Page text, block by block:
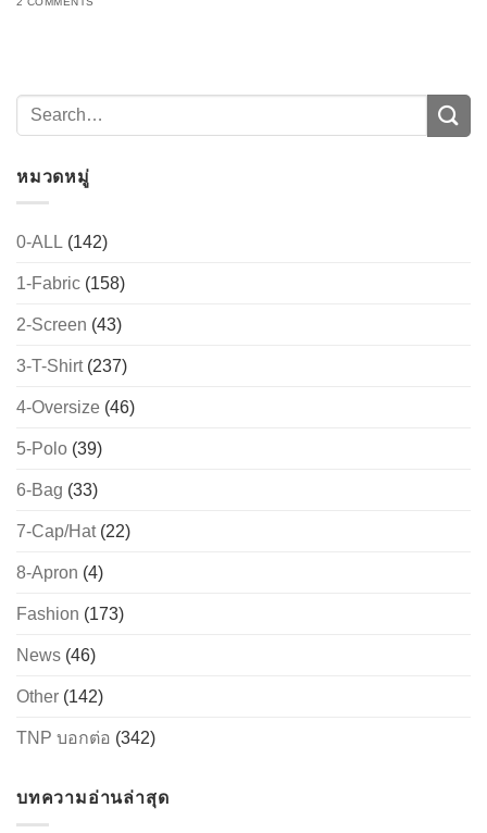
หมวดหมู่
0-ALL (142)
1-Fabric (158)
2-Screen (43)
3-T-Shirt(237)
4-Oversize (46)
5-Polo (39)
6-Bag (33)
7-Cap/Hat(22)
8-Apron (4)
Fashion (173)
News (46)
Other (142)
TNP บอกต่อ (342)
บทความอ่านล่าสุด